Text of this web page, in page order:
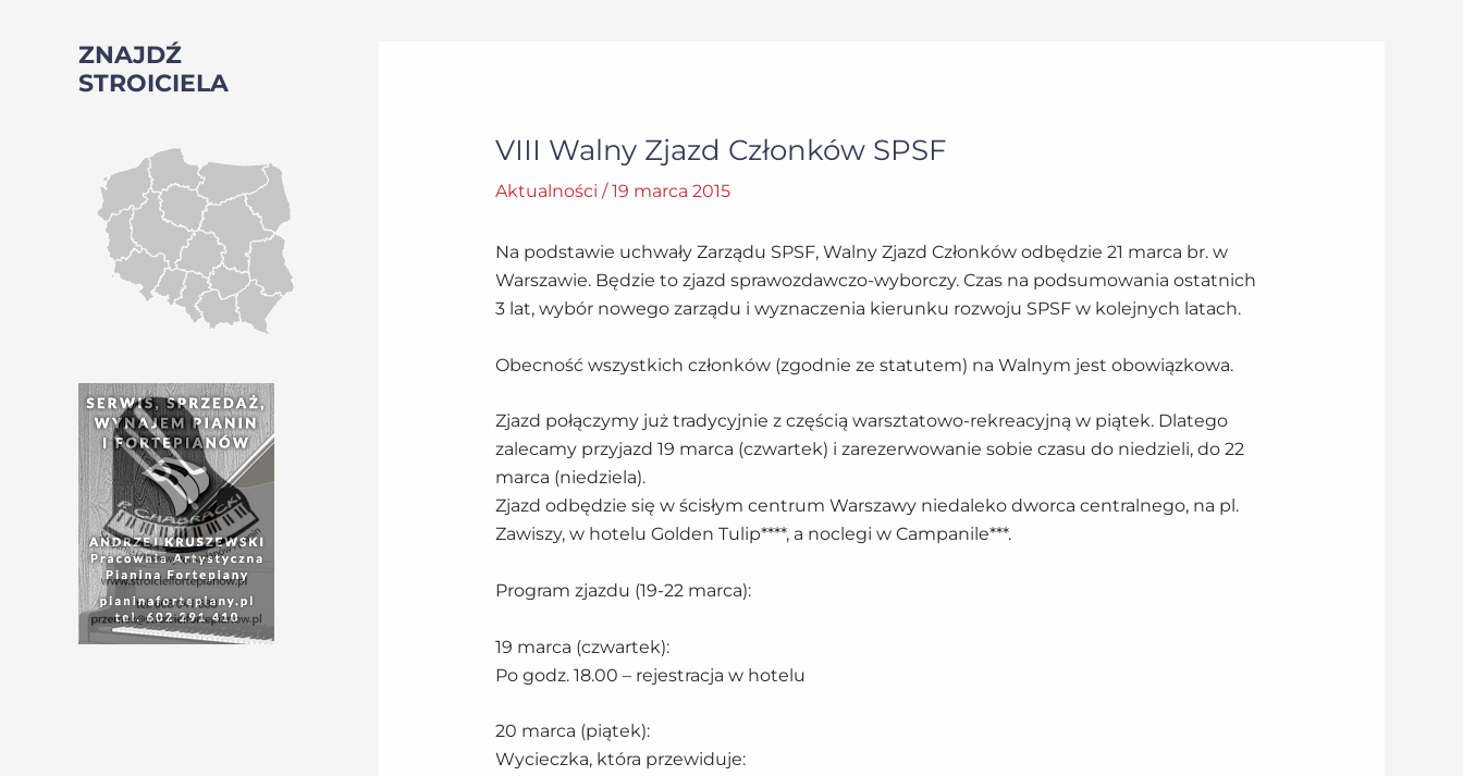
ZNAJDŹ
STROICIELA
VIII Walny Zjazd Członków SPSF
Aktualności /19 marca 2015
Na podstawie uchwały Zarządu SPSF, Walny Zjazd Członków odbędzie 21 marca br. w
Warszawie. Będzie to zjazd sprawozdawczo-wyborczy. Czas na podsumowania ostatnich
3 lat, wybór nowego zarządu i wyznaczenia kierunku rozwoju SPSF w kolejnych latach.
Obecność wszystkich członków (zgodnie ze statutem) na Walnym jest obowiązkowa.
Zjazd połączymy już tradycyjnie z częścią warsztatowo-rekreacyjną w piątek. Dlatego
zalecamy przyjazd 19 marca (czwartek) i zarezerwowanie sobie czasu do niedzieli, do 22
marca (niedziela).
Zjazd odbędzie się w ścisłym centrum Warszawy niedaleko dworca centralnego, na pl.
Zawiszy, w hotelu Golden Tulip****, a noclegi w Campanile***.
Program zjazdu (19-22 marca):
19 marca (czwartek):
Po godz. 18.00 – rejestracja w hotelu
20 marca (piątek):
Wycieczka, która przewiduje: